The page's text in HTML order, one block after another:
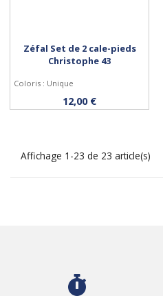
Personnaliser
Zéfal Set de 2 cale-pieds
Christophe 43
Coloris : Unique
12,00 €
Affichage 1-23 de 23 article(s)